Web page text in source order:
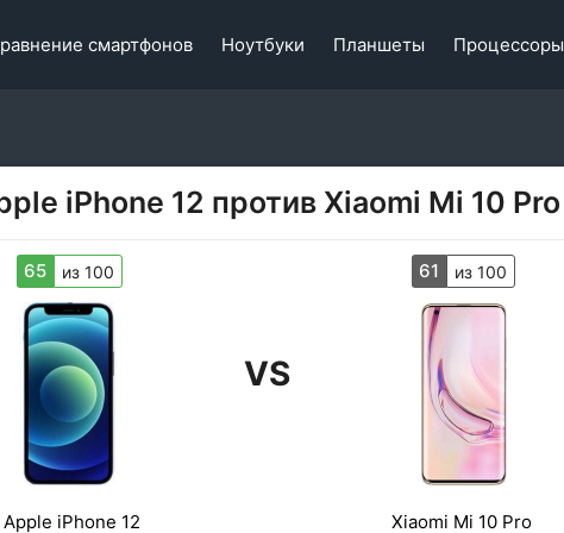
смартфонов Ноутбуки Планшеты Процессоры
iPhone 12 против Xiaomi Mi 10 Pro
65 из 100
VS
61 из 100
Apple iPhone 12 Xiaomi Mi 10 Pro